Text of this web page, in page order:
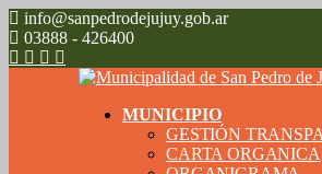
info@sanpedrodejujuy.gob.ar
03888 - 426400
MUNICIPIO
GESTIÓN
CARTA ORGANICA